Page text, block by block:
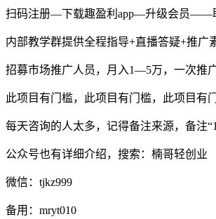
扫码注册—下载趣盈利app—升级会员——
内部教学群提供全程指导+直播答疑+推
招募市场推广人员，月入1—5万，一次推
此项目有门槛，此项目有门槛，此项目有
每天咨询的人太多，记得备注来源，备注
公众号也有详细介绍，搜索：楠哥轻创业
微信：tjkz999
备用：mryt010